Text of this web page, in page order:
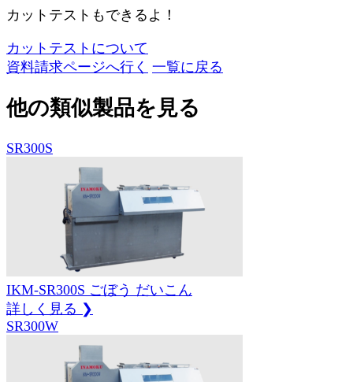
カットテストもできるよ！
カットテストについて
資料請求ページへ行く 一覧に戻る
他の類似製品を見る
SR300S
IKM-SR300S ごぼう だいこん
詳しく見る ❯
SR300W